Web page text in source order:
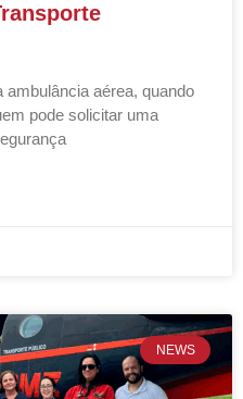
aérea, quando
pode solicitar uma
NEWS